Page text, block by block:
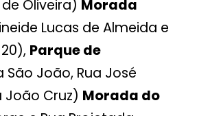
Oliveira) Morada
Lucas de Almeida e
Parque de
São João, Rua José
João Cruz) Morada do